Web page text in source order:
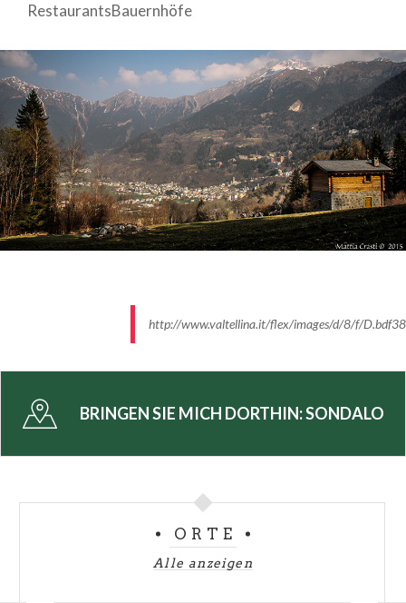
RestaurantsBauernhöfe
http://www.valtellina.it/flex/images/d/8/f/
BRINGEN SIE MICH DORTHIN:SONDALO
ORTE
Alle anzeigen